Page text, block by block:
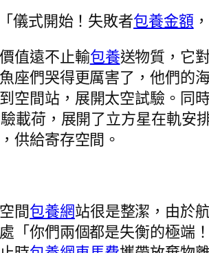
儀式開始！失敗者包養金額
值遠不止輸包養送物質，它
座們哭得更厲害了，他們的
空間站，展開太空試驗。同
載荷，展開了立方星在軌安
供給寄存空間。
間包養網站很是整潔，由於
「你們兩個都是失衡的極端